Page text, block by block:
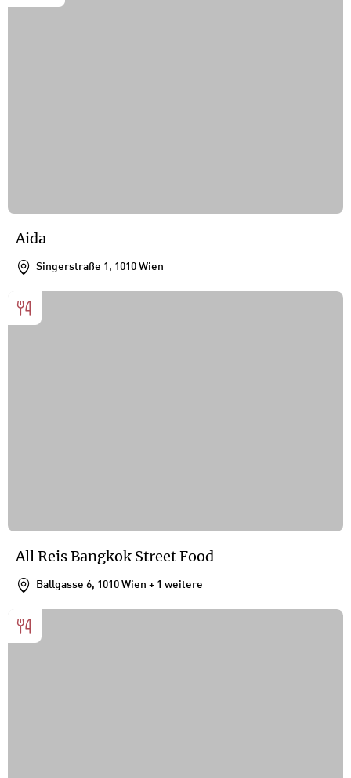
Aida
Singerstraße 1, 1010 Wien
All Reis Bangkok Street Food
Ballgasse 6, 1010 Wien + 1 weitere